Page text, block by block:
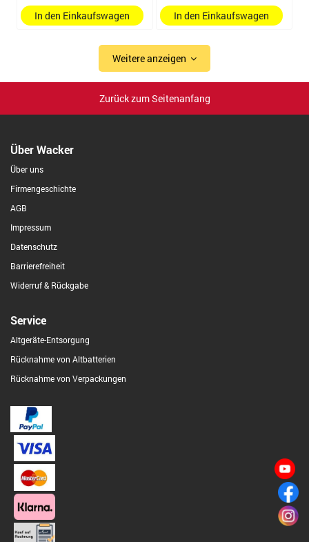
In den Einkaufswagen In den Einkaufswagen
Weitere anzeigen
Zurück zum Seitenanfang
Über Wacker
Über uns
Firmengeschichte
AGB
Impressum
Datenschutz
Barrierefreiheit
Widerruf & Rückgabe
Service
Altgeräte-Entsorgung
Rücknahme von Altbatterien
Rücknahme von Verpackungen